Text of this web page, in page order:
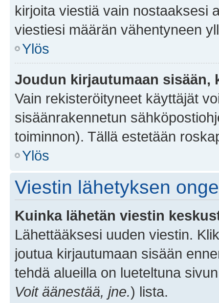
kirjoita viestiä vain nostaaksesi
viestiesi määrän vähentyneen
Ylös
Joudun kirjautumaan sisään,
Vain rekisteröityneet käyttäjät
sisäänrakennetun
toiminnon). Tällä estetään
Ylös
Viestin lähetyksen
Kuinka lähetän viestin
Lähettääksesi uuden viestin.
joutua kirjautumaan sisään
tehdä alueilla on lueteltuna
Voit äänestää, jne.) lista.